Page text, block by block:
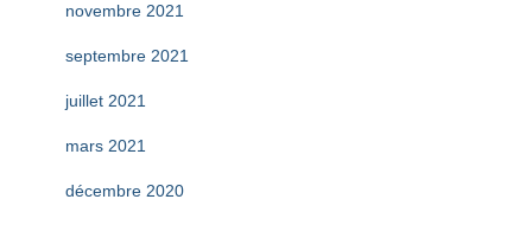
novembre 2021
septembre 2021
juillet 2021
mars 2021
décembre 2020